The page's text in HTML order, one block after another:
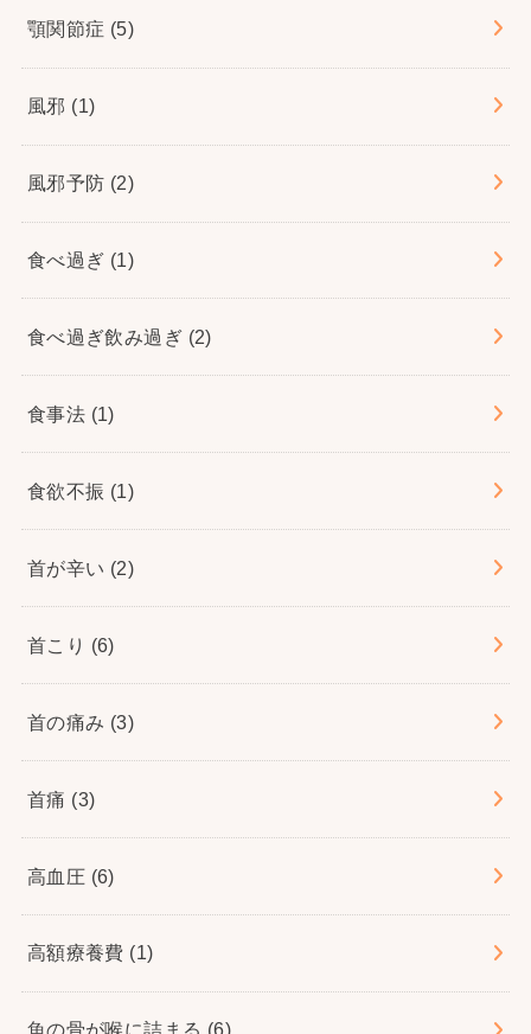
顎関節症 (5)
風邪 (1)
風邪予防 (2)
食べ過ぎ (1)
食べ過ぎ飲み過ぎ (2)
食事法 (1)
食欲不振 (1)
首が辛い (2)
首こり (6)
首の痛み (3)
首痛 (3)
高血圧 (6)
高額療養費 (1)
魚の骨が喉に詰まる (6)